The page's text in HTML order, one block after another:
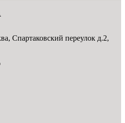
Спартаковский переулок д.2,